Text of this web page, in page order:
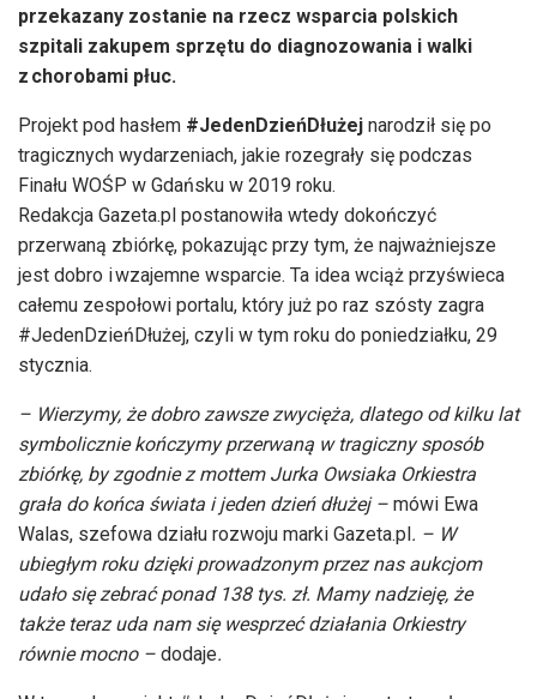
przekazany zostanie na rzecz wsparcia polskich
szpitali zakupem sprzętu do diagnozowania i walki
z chorobami płuc.
Projekt pod hasłem #JedenDzieńDłużej narodził się po
tragicznych wydarzeniach, jakie rozegrały się podczas
Finału WOŚP w Gdańsku w 2019 roku.
Redakcja Gazeta.pl postanowiła wtedy dokończyć
przerwaną zbiórkę, pokazując przy tym, że najważniejsze
jest dobro i wzajemne wsparcie. Ta idea wciąż przyświeca
całemu zespołowi portalu, który już po raz szósty zagra
#JedenDzieńDłużej, czyli w tym roku do poniedziałku, 29
stycznia.
– Wierzymy, że dobro zawsze zwycięża, dlatego od kilku lat
symbolicznie kończymy przerwaną w tragiczny sposób
zbiórkę, by zgodnie z mottem Jurka Owsiaka Orkiestra
grała do końca świata i jeden dzień dłużej – mówi Ewa
Walas, szefowa działu rozwoju marki Gazeta.pl . – W
ubiegłym roku dzięki prowadzonym przez nas aukcjom
udało się zebrać ponad 138 tys. zł. Mamy nadzieję, że
także teraz uda nam się wesprzeć działania Orkiestry
równie mocno – dodaje.